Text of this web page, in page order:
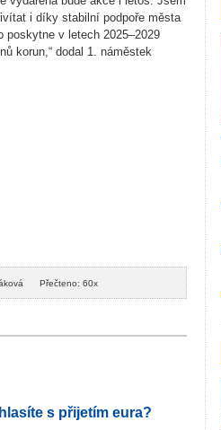
i díky stabilní podpoře města
poskytne v letech 2025–2029
korun,“ dodal 1. náměstek
Přečteno: 60x
s přijetím eura?